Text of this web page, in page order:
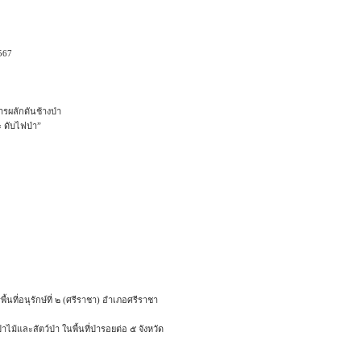
รผลักดันช้างป่า
ดับไฟป่า”
ที่อนุรักษ์ที่ ๒ (ศรีราชา) อำเภอศรีราชา
ไม้และสัตว์ป่า ในพื้นที่ป่ารอยต่อ ๕ จังหวัด